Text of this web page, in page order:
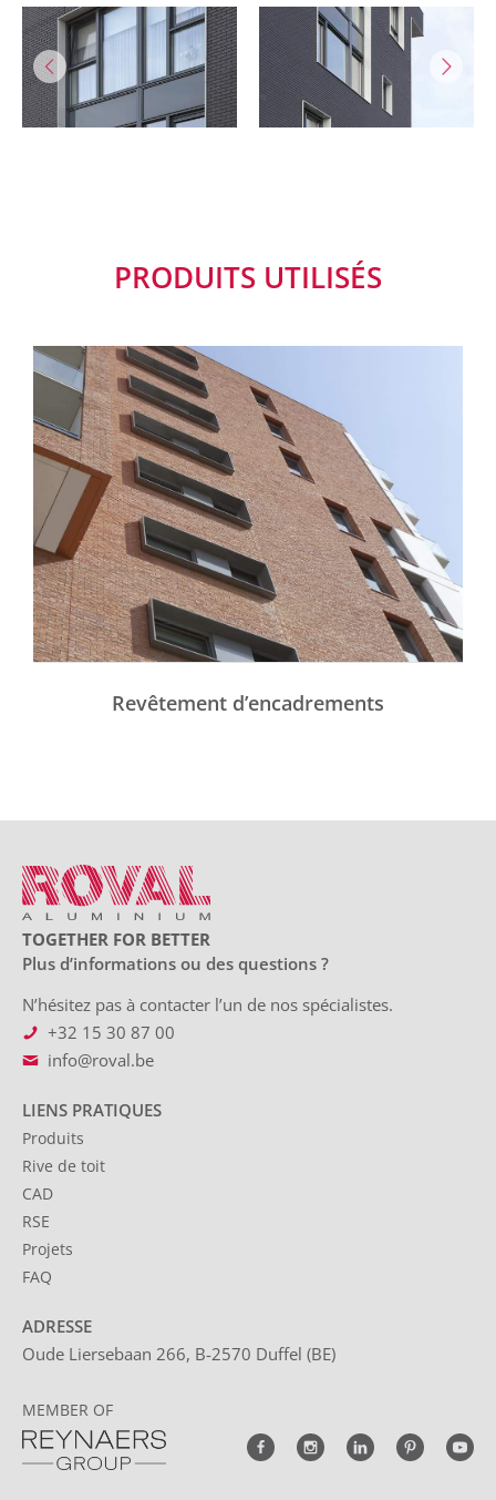
PRODUITS UTILISÉS
Revêtement d’encadrements
TOGETHER FOR BETTER
Plus d’informations ou des questions ?
N’hésitez pas à contacter l’un de nos spécialistes.
+32 15 30 87 00
info@roval.be
LIENS PRATIQUES
Produits
Rive de toit
CAD
RSE
Projets
FAQ
ADRESSE
Oude Liersebaan 266, B-2570 Duffel (BE)
MEMBER OF